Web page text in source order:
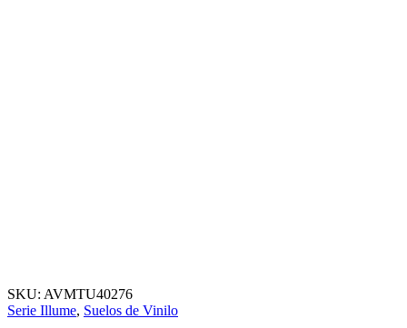
SKU: AVMTU40276
Serie Illume, Suelos de Vinilo